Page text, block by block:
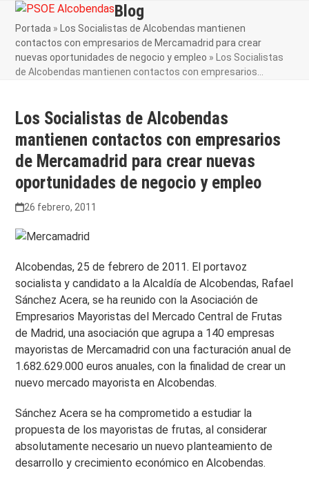
Skip
content
Open
mobile
menu
Close
mobile
menu
Blog
Portada »
Los Socialistas de Alcobendas mantienen
contactos con empresarios de Mercamadrid para crear
nuevas oportunidades de negocio y empleo »
Los Socialistas
de Alcobendas mantienen contactos con empresarios…
Los Socialistas de Alcobendas
mantienen contactos con empresarios
de Mercamadrid para crear nuevas
oportunidades de negocio y empleo
26 febrero, 2011
Alcobendas, 25 de febrero de 2011. El portavoz
socialista y candidato a la Alcaldía de Alcobendas, Rafael
Sánchez Acera, se ha reunido con la Asociación de
Empresarios Mayoristas del Mercado Central de Frutas
de Madrid, una asociación que agrupa a 140 empresas
mayoristas de Mercamadrid con una facturación anual de
1.682.629.000 euros anuales, con la finalidad de crear un
nuevo mercado mayorista en Alcobendas.
Sánchez Acera se ha comprometido a estudiar la
propuesta de los mayoristas de frutas, al considerar
absolutamente necesario un nuevo planteamiento de
desarrollo y crecimiento económico en Alcobendas.